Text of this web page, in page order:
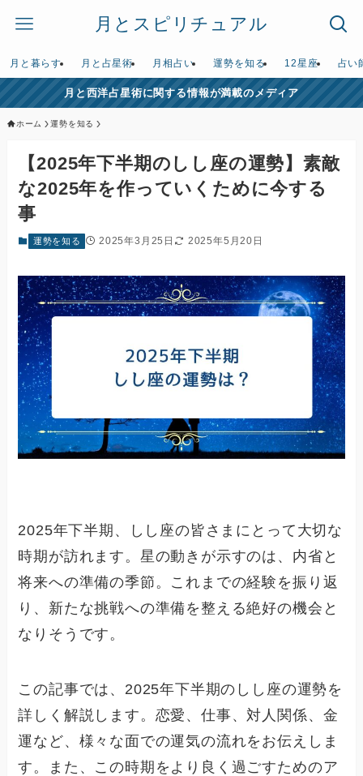
月とスピリチュアル
月と暮らす 月と占星術 月相占い 運勢を知る 12星座 占い
月と西洋占星術に関する情報が満載のメディア
ホーム 運勢を知る
【2025年下半期のしし座の運勢】素敵
な2025年を作っていくために今する
事
運勢を知る 2025年3月25日 2025年5月20日
2025年下半期、しし座の皆さまにとって大切な
時期が訪れます。星の動きが示すのは、内省と
将来への準備の季節。これまでの経験を振り返
り、新たな挑戦への準備を整える絶好の機会と
なりそうです。
この記事では、2025年下半期のしし座の運勢を
詳しく解説します。恋愛、仕事、対人関係、金
運など、様々な面での運気の流れをお伝えしま
す。また、この時期をより良く過ごすためのア